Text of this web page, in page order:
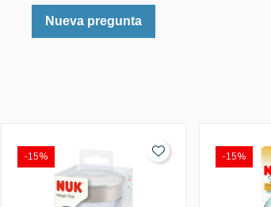
Nueva pregunta
-15% -15%